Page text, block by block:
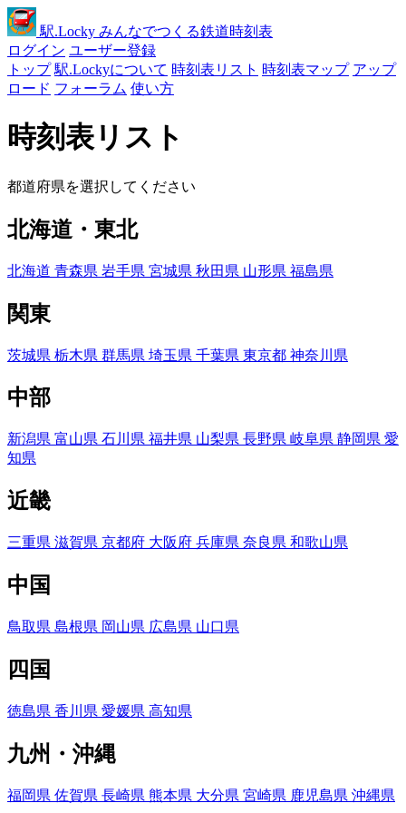
駅.Locky みんなでつくる鉄道時刻表
ログイン ユーザー登録
トップ 駅.Lockyについて 時刻表リスト 時刻表マップ アップ
ロード フォーラム 使い方
時刻表リスト
都道府県を選択してください
北海道・東北
北海道 青森県 岩手県 宮城県 秋田県 山形県 福島県
関東
茨城県 栃木県 群馬県 埼玉県 千葉県 東京都 神奈川県
中部
新潟県 富山県 石川県 福井県 山梨県 長野県 岐阜県 静岡県 愛
知県
近畿
三重県 滋賀県 京都府 大阪府 兵庫県 奈良県 和歌山県
中国
鳥取県 島根県 岡山県 広島県 山口県
四国
徳島県 香川県 愛媛県 高知県
九州・沖縄
福岡県 佐賀県 長崎県 熊本県 大分県 宮崎県 鹿児島県 沖縄県